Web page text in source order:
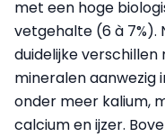
met een hoge
vetgehalte (6 à 7%).
duidelijke verschillen
mineralen aanwezig
onder meer kalium,
calcium en ijzer.